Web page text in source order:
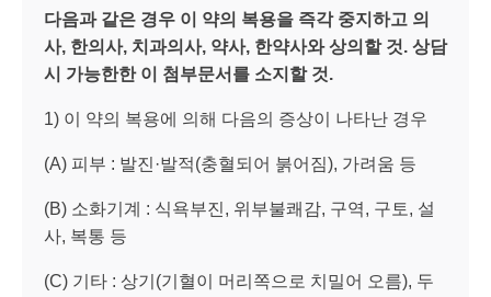
다음과 같은 경우 이 약의 복용을 즉각 중지하고 의
사, 한의사, 치과의사, 약사, 한약사와 상의할 것. 상담
시 가능한한 이 첨부문서를 소지할 것.
1) 이 약의 복용에 의해 다음의 증상이 나타난 경우
(A) 피부 : 발진·발적(충혈되어 붉어짐), 가려움 등
(B) 소화기계 : 식욕부진, 위부불쾌감, 구역, 구토, 설
사, 복통 등
(C) 기타 : 상기(기혈이 머리쪽으로 치밀어 오름), 두